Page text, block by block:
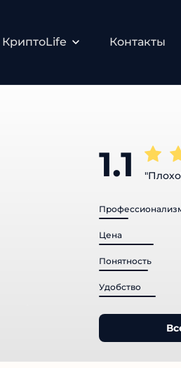
КриптоLife Контакты
1.1
Профессионализм
Цена
Понятность
Удобство